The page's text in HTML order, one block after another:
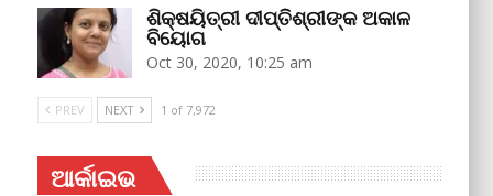
ଶିକ୍ଷୟିତ୍ରୀ ଦୀପ୍ତିଶ୍ରୀଙ୍କ ଅକାଳ
ବିୟୋଗ
Oct 30, 2020, 10:25 am
PREV NEXT 1 of 7,972
ଆର୍କାଇଭ